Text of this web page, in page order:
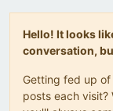
Hello! It looks
conversation,
Getting fed up
posts each visit?